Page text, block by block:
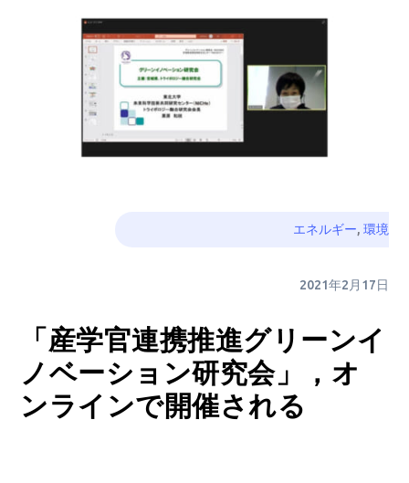
エネルギー, 環境
2021年2月17日
「産学官連携推進グリーンイ
ノベーション研究会」，オ
ンラインで開催される